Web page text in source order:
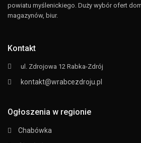
powiatu myślenickiego. Duży wybór ofert
magazynów, biur.
Kontakt
ul. Zdrojowa 12 Rabka-Zdrój
kontakt@wrabcezdroju.pl
Ogłoszenia w regionie
Chabówka